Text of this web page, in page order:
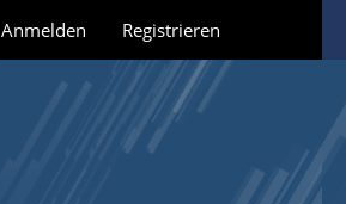
Anmelden Registrieren